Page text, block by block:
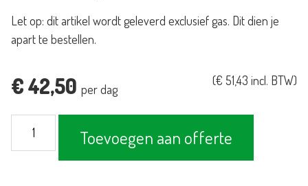
Let op: dit artikel wordt geleverd exclusief gas. Dit dien je
apart te bestellen.
€42,50 per dag
(€ 51,43 incl. BTW)
paddenstoel
Toevoegen aan offerte